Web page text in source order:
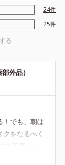
24件
25件
る
外品）
！でも、朝は
をなるべく
て不要！ ジ